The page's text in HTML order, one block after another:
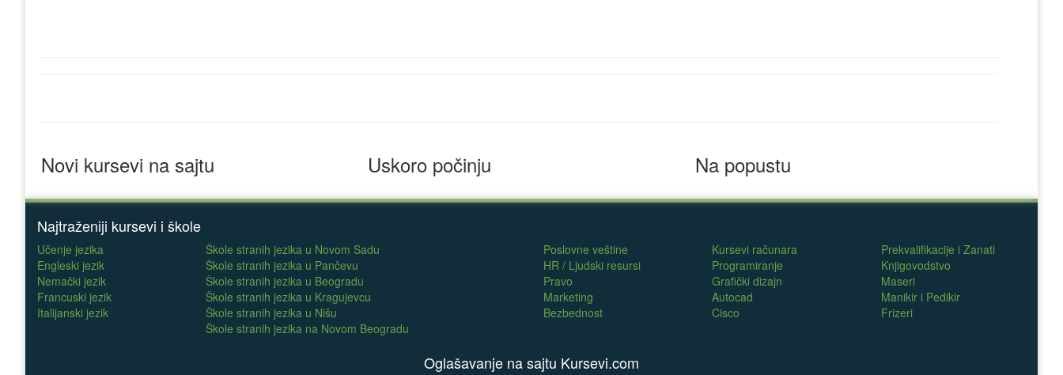
Novi kursevi na sajtu Uskoro počinju Na popustu
Najtraženiji kursevi i škole
Učenje jezika
Engleski jezik
Nemački jezik
Francuski jezik
Italijanski jezik
Škole stranih jezika u Novom Sadu
Škole stranih jezika u Pančevu
Škole stranih jezika u Beogradu
Škole stranih jezika u Kragujevcu
Škole stranih jezika u Nišu
Škole stranih jezika na Novom Beogradu
Poslovne veštine
HR / Ljudski resursi
Pravo
Marketing
Bezbednost
Kursevi računara
Programiranje
Grafički dizajn
Autocad
Cisco
Prekvalifikacije i Zanati
Knjigovodstvo
Maseri
Manikir i Pedikir
Frizeri
Oglašavanje na sajtu Kursevi.com